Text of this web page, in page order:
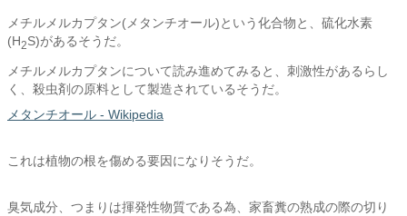
メチルメルカプタン(メタンチオール)という化合物と、硫化水素
(H2S)があるそうだ。
メチルメルカプタンについて読み進めてみると、刺激性があるらし
く、殺虫剤の原料として製造されているそうだ。
メタンチオール - Wikipedia
これは植物の根を傷める要因になりそうだ。
臭気成分、つまりは揮発性物質である為、家畜糞の熟成の際の切り